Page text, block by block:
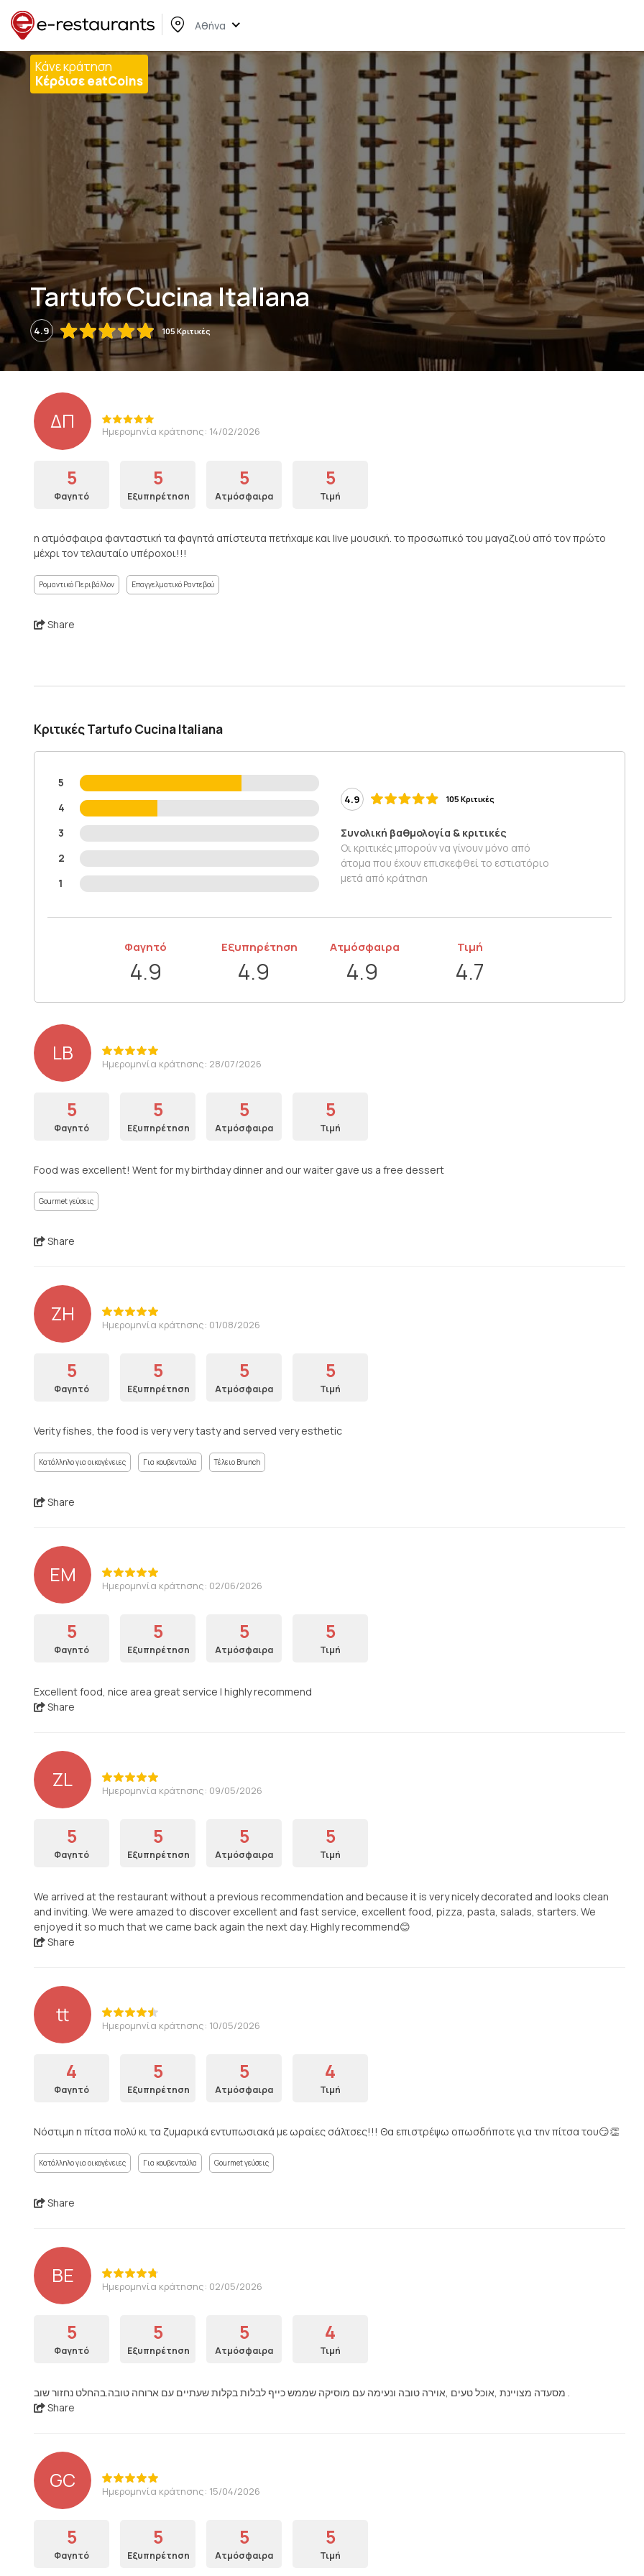
Αθήνα
Κάνε κράτηση
Κέρδισε eatCoins
Tartufo Cucina Italiana
4.9 105 Κριτικές
ΔΠ Ημερομηνία κράτησης: 14/02/2026
5
Φαγητό
5
Εξυπηρέτηση
5
Ατμόσφαιρα
5
Τιμή
η ατμόσφαιρα φανταστική τα φαγητά απίστευτα πετήχαμε και live μουσική. το προσωπικό του μαγαζιού από τον πρώτο
μέχρι τον τελαυταίο υπέροχοι!!!
Ρομαντικό Περιβάλλον Επαγγελματικό Ραντεβού
Share
Κριτικές Tartufo Cucina Italiana
5
4
3
2
1
4.9 105 Κριτικές
Συνολική βαθμολογία & κριτικές
Οι κριτικές μπορούν να γίνουν μόνο από
άτομα που έχουν επισκεφθεί το εστιατόριο
μετά από κράτηση
Φαγητό
4.9
Εξυπηρέτηση
4.9
Ατμόσφαιρα
4.9
Τιμή
4.7
LB Ημερομηνία κράτησης: 28/07/2026
5
Φαγητό
5
Εξυπηρέτηση
5
Ατμόσφαιρα
5
Τιμή
Food was excellent! Went for my birthday dinner and our waiter gave us a free dessert
Gourmet γεύσεις
Share
ZH Ημερομηνία κράτησης: 01/08/2026
5
Φαγητό
5
Εξυπηρέτηση
5
Ατμόσφαιρα
5
Τιμή
Verity fishes, the food is very very tasty and served very esthetic
Κατάλληλο για οικογένειες Για κουβεντούλα Τέλειο Brunch
Share
EM Ημερομηνία κράτησης: 02/06/2026
5
Φαγητό
5
Εξυπηρέτηση
5
Ατμόσφαιρα
5
Τιμή
Excellent food, nice area great service I highly recommend
Share
ZL Ημερομηνία κράτησης: 09/05/2026
5
Φαγητό
5
Εξυπηρέτηση
5
Ατμόσφαιρα
5
Τιμή
We arrived at the restaurant without a previous recommendation and because it is very nicely decorated and looks clean
and inviting. We were amazed to discover excellent and fast service, excellent food, pizza, pasta, salads, starters. We
enjoyed it so much that we came back again the next day. Highly recommend😊
Share
tt Ημερομηνία κράτησης: 10/05/2026
4
Φαγητό
5
Εξυπηρέτηση
5
Ατμόσφαιρα
4
Τιμή
Νόστιμη η πίτσα πολύ κι τα ζυμαρικά εντυπωσιακά με ωραίες σάλτσες!!! Θα επιστρέψω οπωσδήποτε για την πίτσα του😏👏
Κατάλληλο για οικογένειες Για κουβεντούλα Gourmet γεύσεις
Share
BE Ημερομηνία κράτησης: 02/05/2026
5
Φαγητό
5
Εξυπηρέτηση
5
Ατμόσφαιρα
4
Τιμή
מסעדה מצויינת ,אוכל טעים ,אוירה טובה ונעימה עם מוסיקה שממש כייף לבלות בקלות שעתיים עם ארוחה טובה.בהחלט נחזור שוב .
Share
GC Ημερομηνία κράτησης: 15/04/2026
5
Φαγητό
5
Εξυπηρέτηση
5
Ατμόσφαιρα
5
Τιμή